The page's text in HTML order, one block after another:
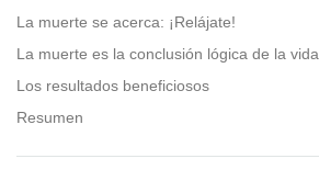
La muerte se acerca: ¡Relájate!
La muerte es la conclusión lógica de la vida
Los resultados beneficiosos
Resumen